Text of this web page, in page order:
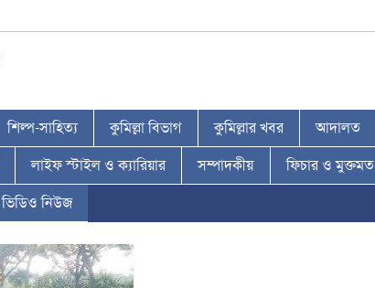
শিল্প-সাহিত্য কুমিল্লা বিভাগ কুমিল্লার খবর আদালত
লাইফ স্টাইল ও ক্যারিয়ার সম্পাদকীয় ফিচার ও মুক্তমত
ভিডিও নিউজ